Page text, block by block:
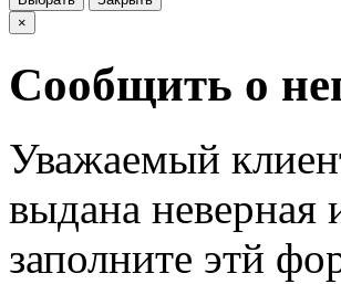
×
Сообщить о
Уважаемый
выдана неверная
заполните этй